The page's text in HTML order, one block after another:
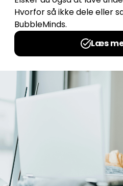
Sænke slagskibe med
Udgives af: rebekkakoelbaek
0,00
Læs